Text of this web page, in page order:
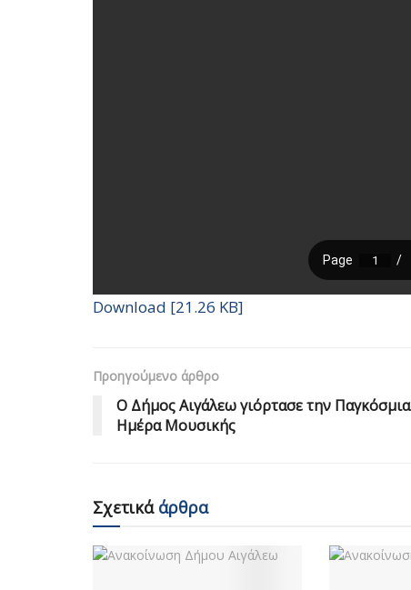
Download [21.26 KB]
Προηγούμενο άρθρο
Ο Δήμος Αιγάλεω γιόρτασε την Παγκόσμια
Ημέρα Μουσικής
Σχετικάάρθρα